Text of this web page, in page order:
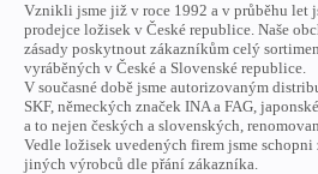
Vznikli jsme již v roce 1992 a v průběhu let
prodejce ložisek v České republice. Naše
zásady poskytnout zákazníkům celý
vyráběných v České a Slovenské republice.
V současné době jsme autorizovaným
SKF, německých značek INA a FAG,
a to nejen českých a slovenských,
Vedle ložisek uvedených firem jsme
jiných výrobců dle přání zákazníka.